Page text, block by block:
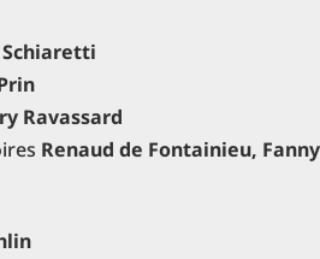
Ravassard
Renaud de Fontainieu, Fanny